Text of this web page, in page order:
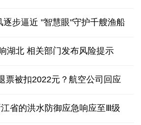
步逼近 "智慧眼"守护千艘渔船
湖北 相关部门发布风险提示
票被扣2022元？航空公司回应
省的洪水防御应急响应至Ⅲ级